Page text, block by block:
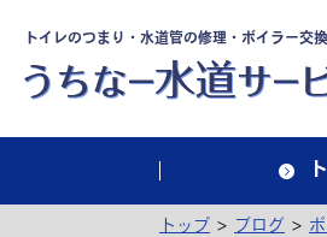
トイレのつまり・水道管の修理・ボイラー交
トップ > ブログ >